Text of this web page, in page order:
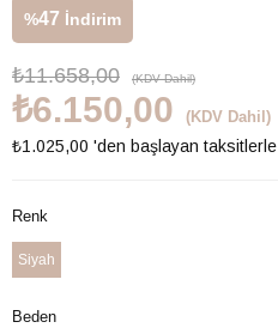
%47 İndirim
₺11.658,00 (KDV Dahil)
₺6.150,00 (KDV Dahil)
₺1.025,00 'den başlayan taksitlerle
Renk
Siyah
Beden